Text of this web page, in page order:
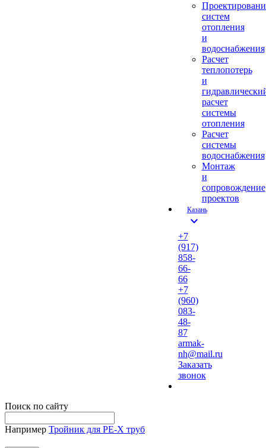
систем
отопления
и
водоснабжения
Расчет
теплопотерь
и
расчет
системы
отопления
Расчет
системы
водоснабжения
Монтаж
и
сопровождение
проектов
Казань
expand_more
+7
(917)
858-
66-
66
+7
(960)
083-
48-
87
armak-
nh@mail.ru
Заказать
звонок
Поиск по сайту
Например Тройник для PE-X труб